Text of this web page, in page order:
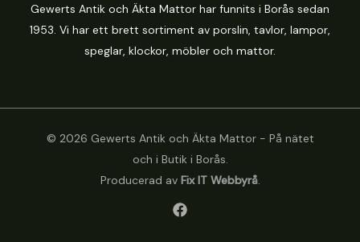
Gewerts Antik och Äkta Mattor har funnits i Borås sedan
1953. Vi har ett brett sortiment av porslin, tavlor, lampor,
speglar, klockor, möbler och mattor.
© 2026 Gewerts Antik och Äkta Mattor - På nätet
och i Butik i Borås.
Producerad av Fix IT Webbyrå.